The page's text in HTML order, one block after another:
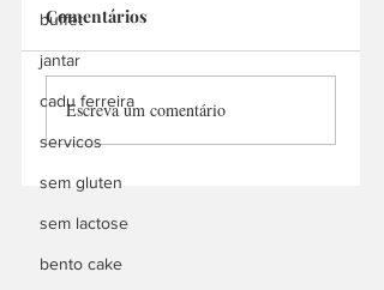
buffet
jantar
cadu ferreira
servicos
sem gluten
sem lactose
bento cake
ITÁLIA
Comentários
Escreva um comentário